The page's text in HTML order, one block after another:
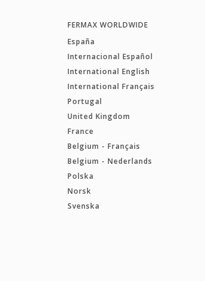
FERMAX WORLDWIDE
España
Internacional Español
International English
International Français
Portugal
United Kingdom
France
Belgium - Français
Belgium - Nederlands
Polska
Norsk
Svenska